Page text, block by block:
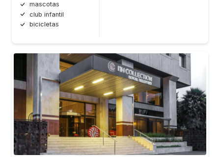
mascotas
club infantil
bicicletas